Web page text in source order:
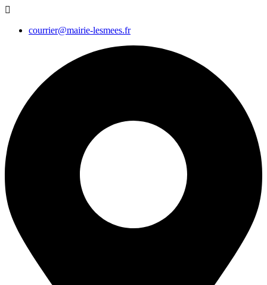
courrier@mairie-lesmees.fr